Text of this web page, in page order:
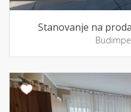
Stanovanje na